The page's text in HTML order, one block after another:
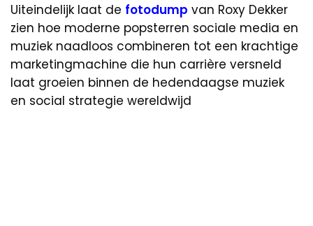
Uiteindelijk laat de fotodump van Roxy Dekker
zien hoe moderne popsterren sociale media en
muziek naadloos combineren tot een krachtige
marketingmachine die hun carrière versneld
laat groeien binnen de hedendaagse muziek
en social strategie wereldwijd